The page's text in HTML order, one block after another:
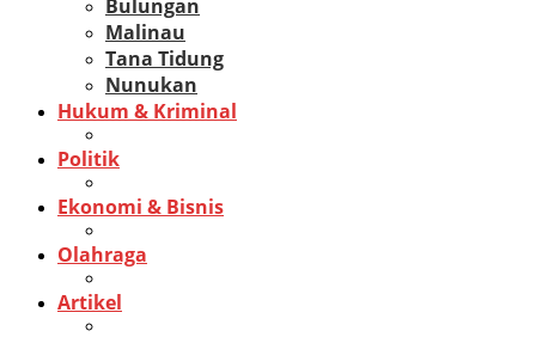
Bulungan
Malinau
Tana Tidung
Nunukan
Hukum & Kriminal
Politik
Ekonomi & Bisnis
Olahraga
Artikel